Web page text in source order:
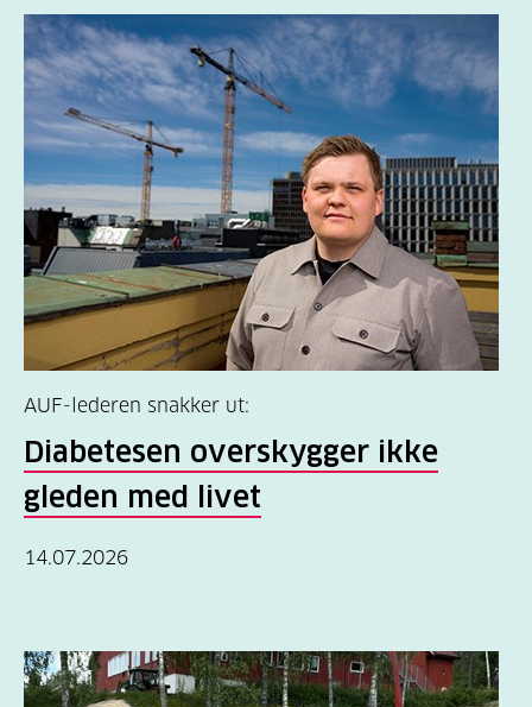
AUF-lederen snakker ut:
Diabetesen overskygger ikke
gleden med livet
14.07.2026